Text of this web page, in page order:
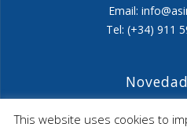
Email:
Tel: (+34) 911
Agenda ASIME-
This website uses cookies to